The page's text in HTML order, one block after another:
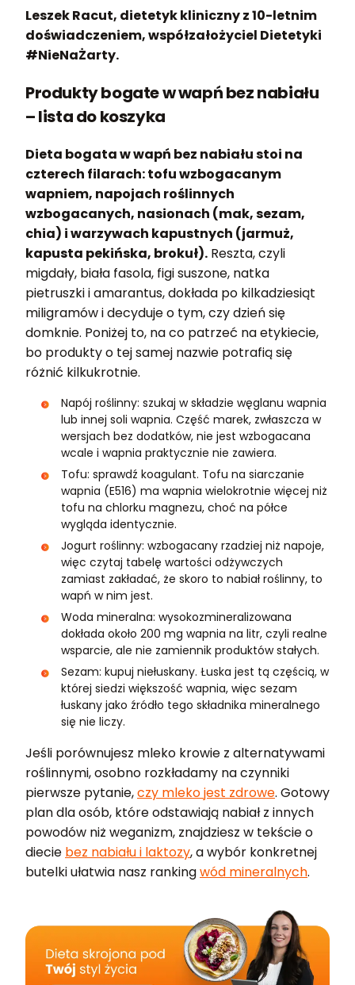
Leszek Racut, dietetyk kliniczny z 10-letnim
doświadczeniem, współzałożyciel Dietetyki
#NieNaŻarty.
Produkty bogate w wapń bez nabiału
– lista do koszyka
Dieta bogata w wapń bez nabiału stoi na
czterech filarach: tofu wzbogacanym
wapniem, napojach roślinnych
wzbogacanych, nasionach (mak, sezam,
chia) i warzywach kapustnych (jarmuż,
kapusta pekińska, brokuł). Reszta, czyli
migdały, biała fasola, figi suszone, natka
pietruszki i amarantus, dokłada po kilkadziesiąt
miligramów i decyduje o tym, czy dzień się
domknie. Poniżej to, na co patrzeć na etykiecie,
bo produkty o tej samej nazwie potrafią się
różnić kilkukrotnie.
Napój roślinny: szukaj w składzie węglanu wapnia
lub innej soli wapnia. Część marek, zwłaszcza w
wersjach bez dodatków, nie jest wzbogacana
wcale i wapnia praktycznie nie zawiera.
Tofu: sprawdź koagulant. Tofu na siarczanie
wapnia (E516) ma wapnia wielokrotnie więcej niż
tofu na chlorku magnezu, choć na półce
wygląda identycznie.
Jogurt roślinny: wzbogacany rzadziej niż napoje,
więc czytaj tabelę wartości odżywczych
zamiast zakładać, że skoro to nabiał roślinny, to
wapń w nim jest.
Woda mineralna: wysokozmineralizowana
dokłada około 200 mg wapnia na litr, czyli realne
wsparcie, ale nie zamiennik produktów stałych.
Sezam: kupuj niełuskany. Łuska jest tą częścią, w
której siedzi większość wapnia, więc sezam
łuskany jako źródło tego składnika mineralnego
się nie liczy.
Jeśli porównujesz mleko krowie z alternatywami
roślinnymi, osobno rozkładamy na czynniki
pierwsze pytanie,czy mleko jest zdrowe. Gotowy
plan dla osób, które odstawiają nabiał z innych
powodów niż weganizm, znajdziesz w tekście o
diecie bez nabiału i laktozy, a wybór konkretnej
butelki ułatwia nasz rankingwód mineralnych.